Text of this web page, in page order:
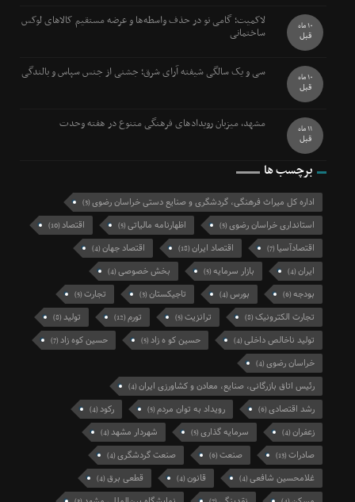
لاکمیت؛ گامی نو در حذف واسطه‌ها و عرضه مستقیم کالاهای لوکس
ساختمانی 10 ماه
قبل
سی و یک سالگی شیفته آرای شرق؛ جشنی از جنس سپاس و بالندگی 10 ماه
قبل
مشهد، میزبان رویدادهای فرهنگی متنوع در هفته وحدت 11 ماه
قبل
برچسب ها
اداره کل میراث فرهنگی، گردشگری و صنایع دستی خراسان رضوی(3)
استانداری خراسان رضوی(5) اظهارنامه مالیاتی(5) اقتصاد(10)
اقتصادآسیا (7) اقتصاد ایران(18) اقتصاد جهان(4)
ایران(4) بازار سرمایه(5) بخش خصوصی(4)
بودجه(6) بورس(4) تاجیکستان(3) تجارت(5)
تجارت الکترونیک(8) ترانزیت(5) تورم(12) تولید(8)
تولید ناخالص داخلی(4) حسین کو ه زاد(5) حسین کوه زاد(7)
خراسان رضوی(4)
رئیس اتاق بازرگانی، صنایع، معادن و کشاورزی ایران(4)
رشد اقتصادی(6) رویداد به توان مردم(5) رکود(4)
زعفران(4) سرمایه گذاری(5) شهردار مشهد(4)
صادرات(13) صنعت(6) صنعت گردشگری(4)
غلامحسین شافعی(4) قانون(4) قطعی برق(4)